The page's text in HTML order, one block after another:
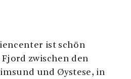
ist schön
zwischen den
und Øystese, in